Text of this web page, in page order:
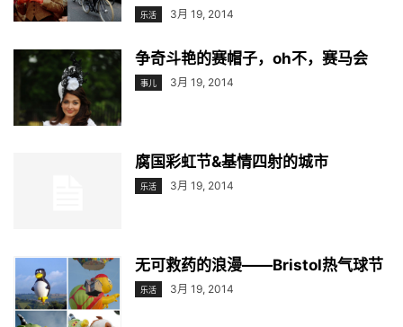
乐活 3月 19, 2014
争奇斗艳的赛帽子，oh不，赛马会
事儿 3月 19, 2014
腐国彩虹节&基情四射的城市
乐活 3月 19, 2014
无可救药的浪漫——Bristol热气球节
乐活 3月 19, 2014